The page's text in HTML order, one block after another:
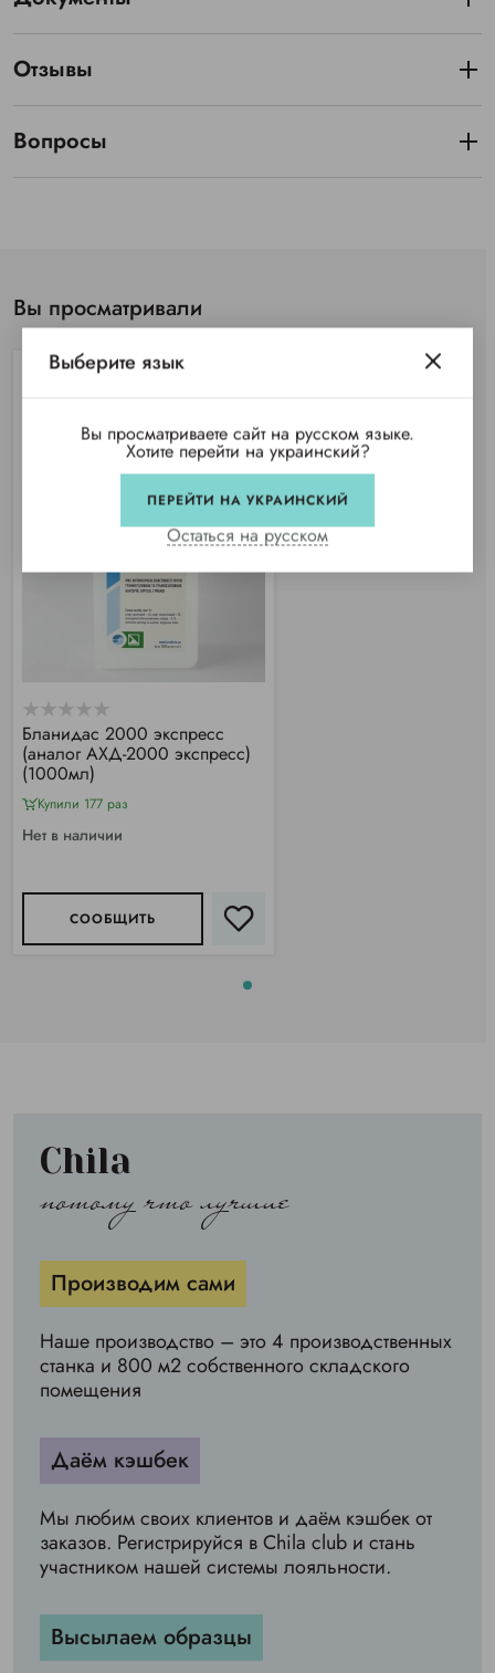
Отзывы
Вопросы
Вы просматривали
Бланидас 2000 экспресс
(аналог АХД-2000 экспресс)
(1000мл)
Купили 177 раз
Нет в наличии
СООБЩИТЬ
Chila
потому что лучшие
Производим сами
Наше производство – это 4 производственных
станка и 800 м2 собственного складского
помещения
Даём кэшбек
Мы любим своих клиентов и даём кэшбек от
заказов. Регистрируйся в Chila club и стань
участником нашей системы лояльности.
Высылаем образцы
Выберите язык
Вы просматриваете сайт на русском языке.
Хотите перейти на украинский?
ПЕРЕЙТИ НА УКРАИНСКИЙ
Остаться на русском